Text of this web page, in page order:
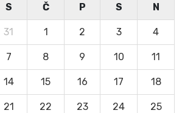
S Č P S N
31 1 2 3 4
7 8 9 10 11
14 15 16 17 18
21 22 23 24 25